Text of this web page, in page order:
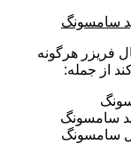
سامسونگ
یخچال فریزر هرگونه
از جمله:
سامسونگ
سامسونگ